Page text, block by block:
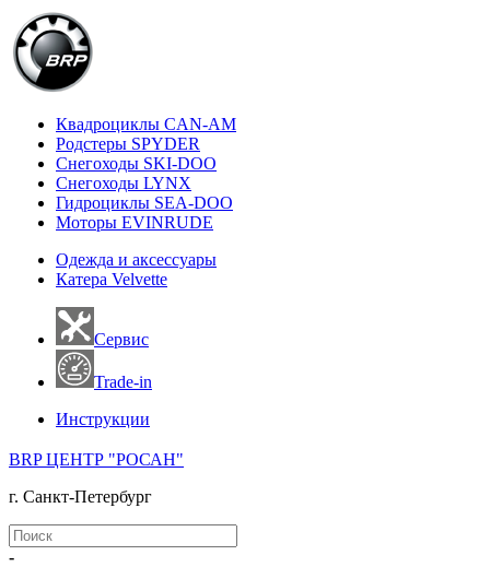
Квадроциклы CAN-AM
Родстеры SPYDER
Снегоходы SKI-DOO
Снегоходы LYNX
Гидроциклы SEA-DOO
Моторы EVINRUDE
Одежда и аксессуары
Катера Velvette
Сервис
Trade-in
Инструкции
BRP ЦЕНТР "РОСАН"
г. Санкт-Петербург
-